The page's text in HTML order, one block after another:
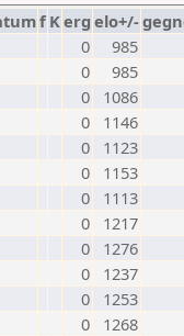
f Kerg elo+/-
0
985
0
985
0
1086
0
1146
0
1123
0
1153
0
1113
0
1217
0
1276
0
1237
0
1253
0
1268